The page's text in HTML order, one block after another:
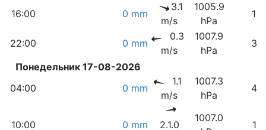
16:00 0 mm
3.1
m/s
1005.9
hPa
22:00 0 mm
0.3
m/s
1007.9
hPa
Понедельник 17-08-2026
04:00
0 mm
1.1
m/s
1007.3
hPa
10:00 0 mm
2.1.0
1007.0